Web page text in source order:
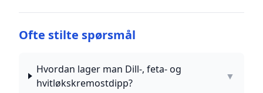
Ofte stilte spørsmål
Hvordan lager man Dill-, feta- og
hvitløkskremostdipp?
▼